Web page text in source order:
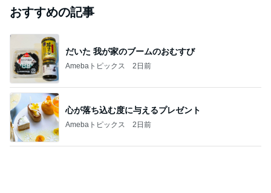
おすすめの記事
だいた 我が家のブームのおむすび
Amebaトピックス 2日前
心が落ち込む度に与えるプレゼント
Amebaトピックス 2日前